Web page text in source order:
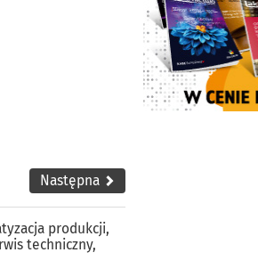
Następna
produkcji,
techniczny,